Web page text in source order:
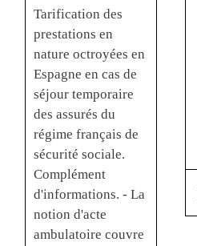
Tarification des
prestations en
nature octroyées en
Espagne en cas de
séjour temporaire
des assurés du
régime français de
sécurité sociale.
Complément
d'informations. - La
notion d'acte
ambulatoire couvre